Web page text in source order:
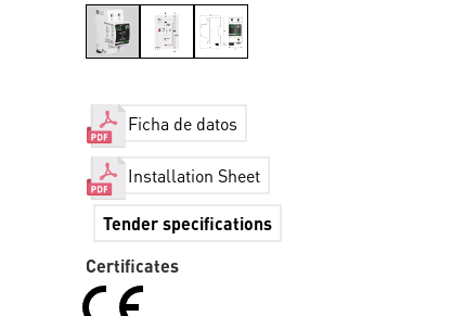
Ficha de datos
Installation Sheet
Tender specifications
Certificates